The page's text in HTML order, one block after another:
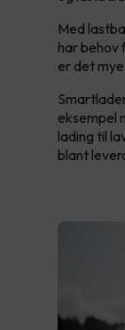
Med
har behov
er det
eksempel
lading til
blant